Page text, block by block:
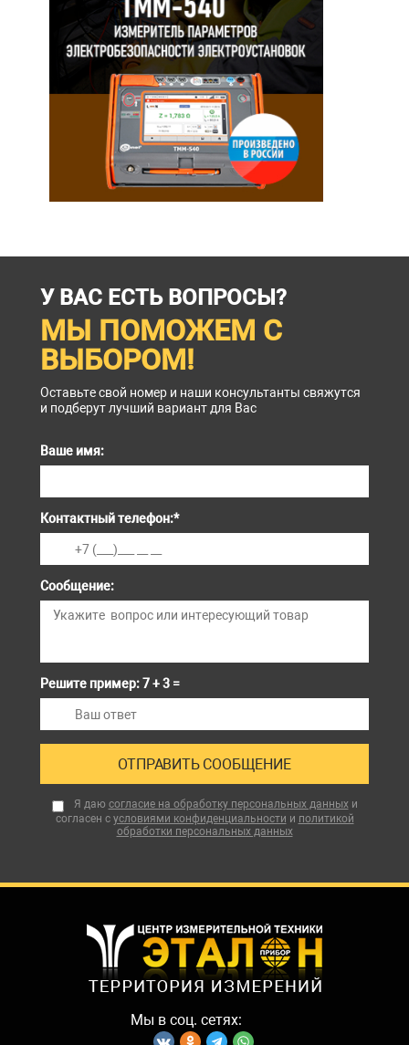
У ВАС ЕСТЬ ВОПРОСЫ?
МЫ ПОМОЖЕМ С
ВЫБОРОМ!
Оставьте свой номер и наши консультанты свяжутся
и подберут лучший вариант для Вас
Ваше имя:
Контактный телефон:*
Сообщение:
Решите пример: 7 + 3 =
Я даю согласие на обработку персональных данныхи
согласен с условиями конфиденциальности и политикой
обработки персональных данных
Мы в соц. сетях: